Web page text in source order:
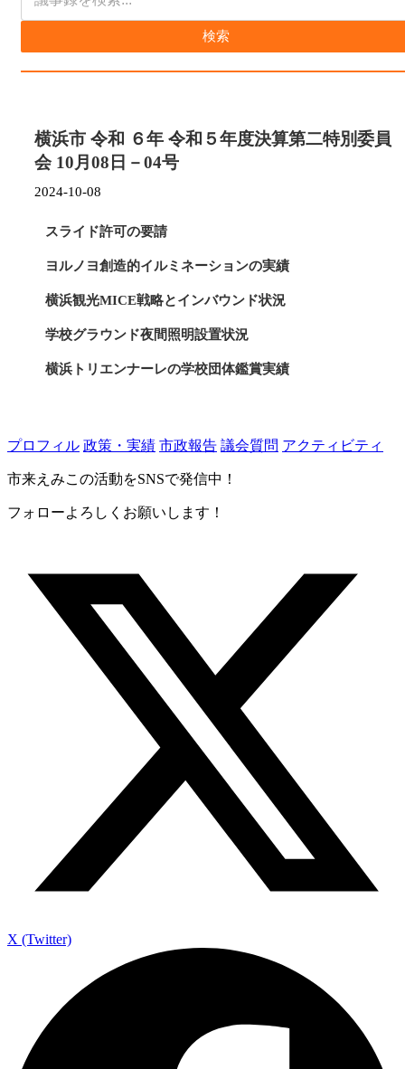
検索
横浜市 令和 ６年 令和５年度決算第二特別委員
会 10月08日－04号
2024-10-08
スライド許可の要請
ヨルノヨ創造的イルミネーションの実績
横浜観光MICE戦略とインバウンド状況
学校グラウンド夜間照明設置状況
横浜トリエンナーレの学校団体鑑賞実績
プロフィル 政策・実績 市政報告 議会質問 アクティビティ
市来えみこの活動をSNSで発信中！
フォローよろしくお願いします！
X (Twitter)